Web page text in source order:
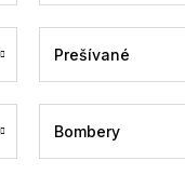
Prešívané
Bombery